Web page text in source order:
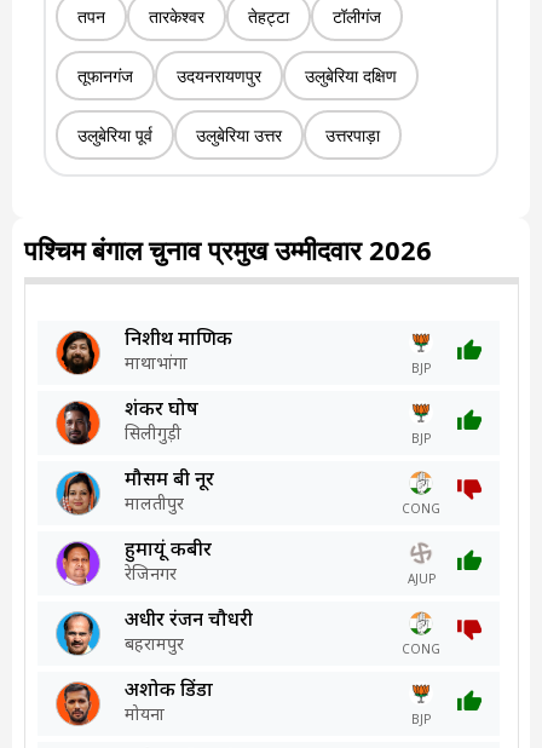
तपन तारकेश्वर तेहट्टा टॉलीगंज
तूफानगंज उदयनरायणपुर उलुबेरिया दक्षिण
उलुबेरिया पूर्व उलुबेरिया उत्तर उत्तरपाड़ा
पश्चिम बंगाल चुनाव प्रमुख उम्मीदवार 2026